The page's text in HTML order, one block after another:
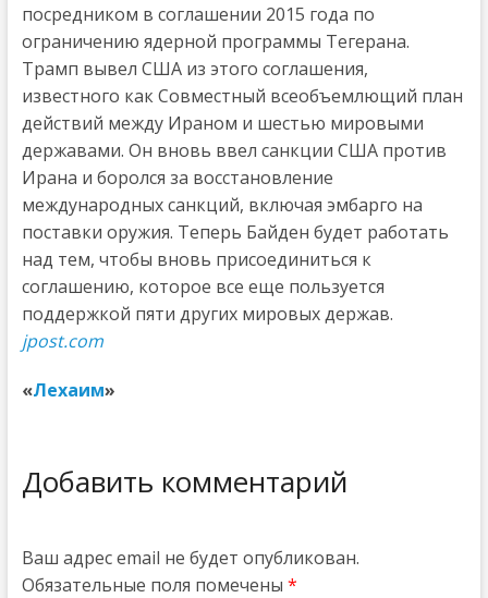
посредником в соглашении 2015 года по
ограничению ядерной программы Тегерана.
Трамп вывел США из этого соглашения,
известного как Совместный всеобъемлющий план
действий между Ираном и шестью мировыми
державами. Он вновь ввел санкции США против
Ирана и боролся за восстановление
международных санкций, включая эмбарго на
поставки оружия. Теперь Байден будет работать
над тем, чтобы вновь присоединиться к
соглашению, которое все еще пользуется
поддержкой пяти других мировых держав.
jpost.com
«Лехаим»
Добавить комментарий
Ваш адрес email не будет опубликован.
Обязательные поля помечены *